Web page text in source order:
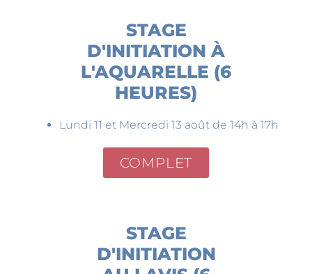
STAGE
D'INITIATION À
L'AQUARELLE (6
HEURES)
Lundi 11 et Mercredi 13 août de 14h à 17h
COMPLET
STAGE
D'INITIATION